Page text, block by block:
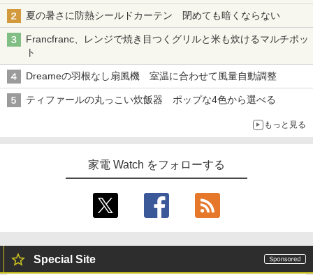
夏の暑さに防熱シールドカーテン 閉めても暗くならない
Francfranc、レンジで焼き目つくグリルと米も炊けるマルチポッ
ト
Dreameの羽根なし扇風機 室温に合わせて風量自動調整
ティファールの丸っこい炊飯器 ポップな4色から選べる
もっと見る
家電 Watch をフォローする
Special Site